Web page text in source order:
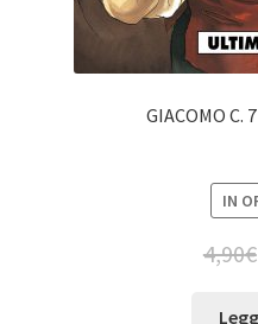
GIACOMO C.
IN
4,90€